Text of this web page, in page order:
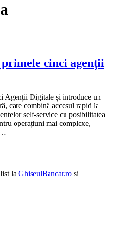
primele cinci agenții
Agenții Digitale și introduce un
care combină accesul rapid la
self-service cu posibilitatea
operațiuni mai complexe,
la GhiseulBancar.ro si